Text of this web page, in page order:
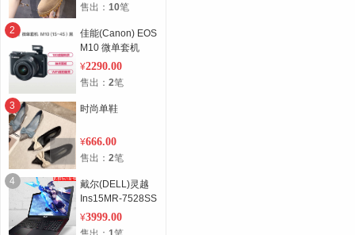
售出： 10笔
2
佳能(Canon) EOS
M10 微单套机
¥2290.00
售出： 2笔
3 时尚单鞋
¥666.00
售出： 2笔
4
戴尔(DELL)灵越
Ins15MR-7528SS
15.6英寸笔记本电
脑
¥3999.00